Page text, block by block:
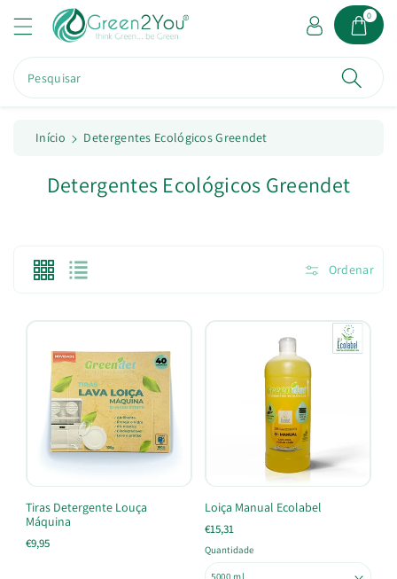
o
n
Pesquisar
0
Início Detergentes Ecológicos Greendet
C
e
ç
o
:
Detergentes Ecológicos Greendet
Ordenar
Tiras Detergente Louça
Máquina
€9,95
Loiça Manual Ecolabel
€15,31
Quantidade